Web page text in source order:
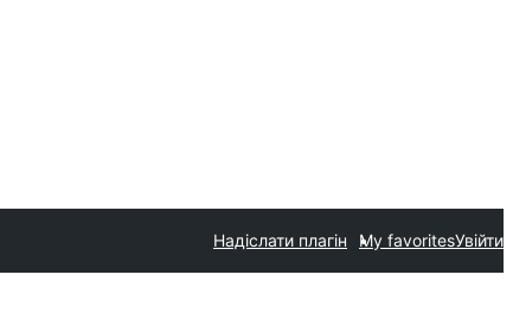
Надіслати плагін My favoritesУвійти